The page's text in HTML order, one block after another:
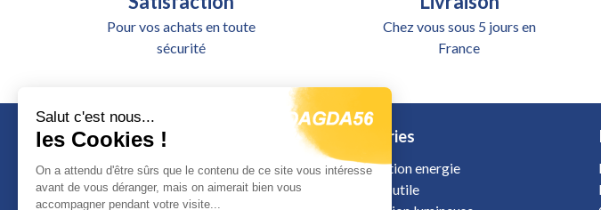
Pour vos achats en toute
sécurité
Chez vous sous 5 jours en
France
Catégories
Alimentation energie
Outillage utile
Salut c'est nous...
les Cookies !
On a attendu d'être sûrs que le contenu de ce site vous intéresse
avant de vous déranger, mais on aimerait bien vous
accompagner pendant votre visite...